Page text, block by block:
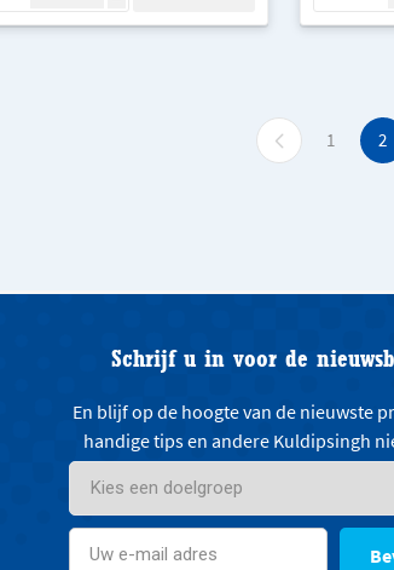
1 2
Schrijf u in voor de
En blijf op de hoogte van de nieuwste
handige tips en andere Kuldipsingh